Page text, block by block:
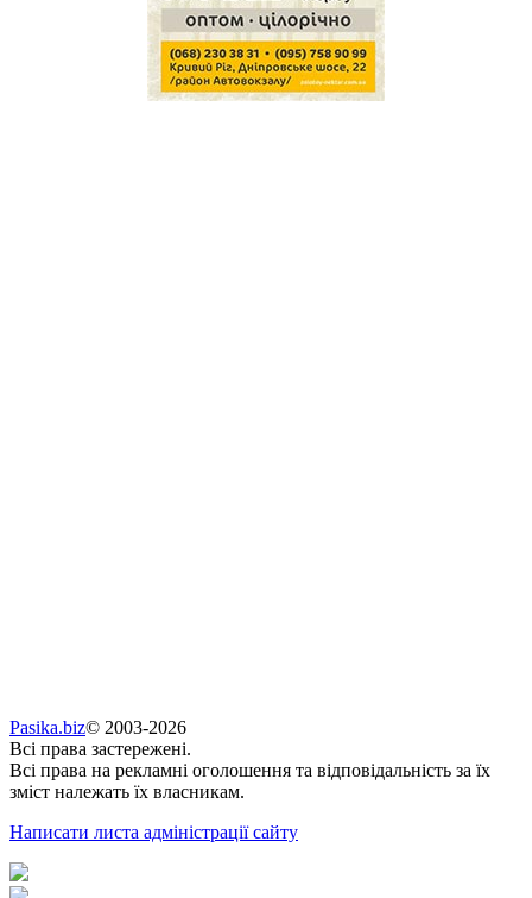
Pasika.biz© 2003-2026
Всі права застережені.
Всі права на рекламні оголошення та відповідальність за їх
зміст належать їх власникам.
Написати листа адміністрації сайту